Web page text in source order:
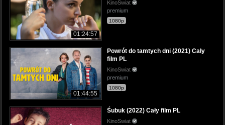
01:24:57
KinoSwiat
premium
1080p
01:44:55
Powrót do tamtych dni (2021) Cały
film PL
KinoSwiat
premium
1080p
Śubuk (2022) Cały film PL
KinoSwiat